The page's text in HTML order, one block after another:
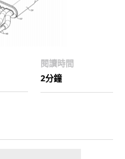
閱讀時間
2分鐘